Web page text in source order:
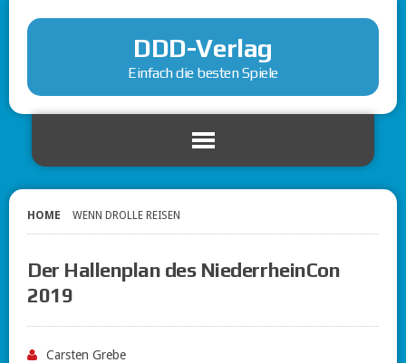
DDD-Verlag
Einfach die besten Spiele
HOME WENN DROLLE REISEN
Der Hallenplan des NiederrheinCon
2019
Carsten Grebe